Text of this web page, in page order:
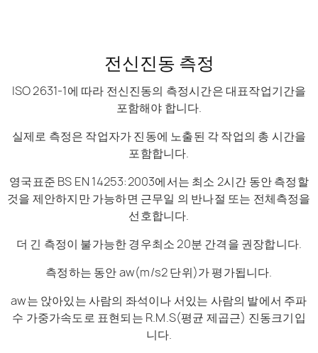
전신진동 측정
ISO 2631-1에 따라 전신진동의 측정시간은 대표작업기간을
포함해야 합니다.
실제로 측정은 작업자가 진동에 노출된 각 작업의 총 시간을
포함합니다.
영국표준 BS EN 14253:2003에서는 최소 2시간 동안 측정할
것을 제안하지만 가능하면 근무일 의 반나절 또는 전체측정을
선호합니다.
더 긴 측정이 불가능한 경우최소 20분 간격을 권장합니다.
측정하는 동안 aw(m/s2 단위)가 평가됩니다.
aw는 앉아있는 사람의 좌석이나 서있는 사람의 발에서 주파
수 가중가속도로 표현되는 R.M.S(평균 제곱근) 진동크기입
니다.